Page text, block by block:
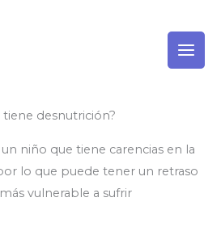
desnutrición?
niño que tiene carencias en la
lo que puede tener un retraso
vulnerable a sufrir